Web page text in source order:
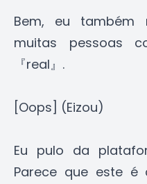
Bem, eu
muitas pessoas
『real』.
[Oops] (Eizou)
Eu pulo da
Parece que este é